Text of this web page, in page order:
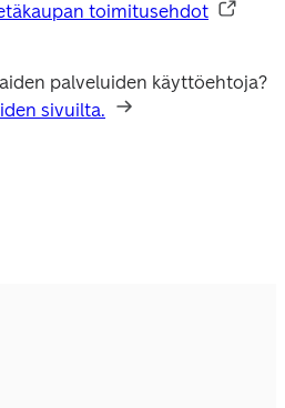
toimitusehdot
sivuilta.